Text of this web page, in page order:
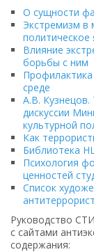
О сущности
Экстремизм в
политическое
Влияние
борьбы с ним
Профилактика
среде
А.В. Кузнецов.
дискуссии
культурной
Как
Библиотека
Психология
ценностей
Список
Руководство
с сайтами
содержания: